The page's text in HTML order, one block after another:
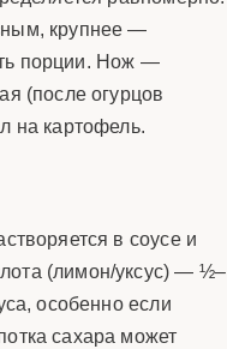
крупнее —
порции. Нож —
(после огурцов
на картофель.
в соусе и
(лимон/уксус) — ½–
особенно если
сахара может